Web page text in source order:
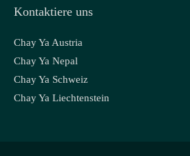
Kontaktiere uns
Chay Ya Austria
Chay Ya Nepal
Chay Ya Schweiz
Chay Ya Liechtenstein